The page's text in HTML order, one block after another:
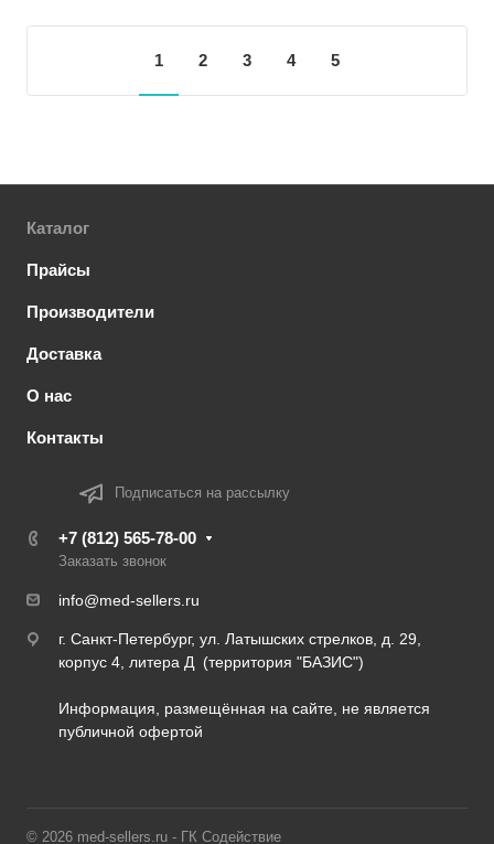
1 2 3 4 5
Каталог
Прайсы
Производители
Доставка
О нас
Контакты
Подписаться на рассылку
+7 (812) 565-78-00
Заказать звонок
info@med-sellers.ru
г. Санкт-Петербург, ул. Латышских стрелков, д. 29,
корпус 4, литера Д (территория "БАЗИС")
Информация, размещённая на сайте, не является
публичной офертой
© 2026 med-sellers.ru - ГК Содействие